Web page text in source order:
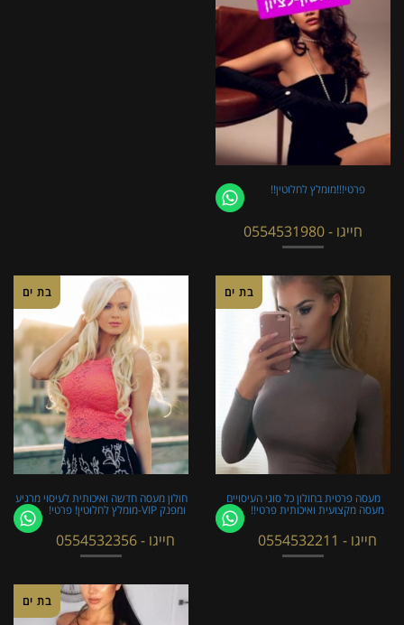
פרטי!!!מומלץ לחלוטין!!
חייגו - 0554531980
בת ים
חולון מעסה חדשה ואיכותית לעיסוי מרגיע
ומפנק VIP-מומלץ לחלוטין! פרטי! ​​​​​​
חייגו - 0554532356
בת ים
מעסה פרטית בחולון כל סוגי העיסויים
מעסה מקצועית ואיכותית פרטי!!
חייגו - 0554532211
בת ים